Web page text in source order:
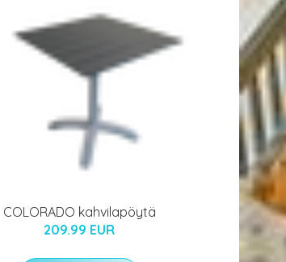
COLORADO kahvilapöytä
209.99 EUR